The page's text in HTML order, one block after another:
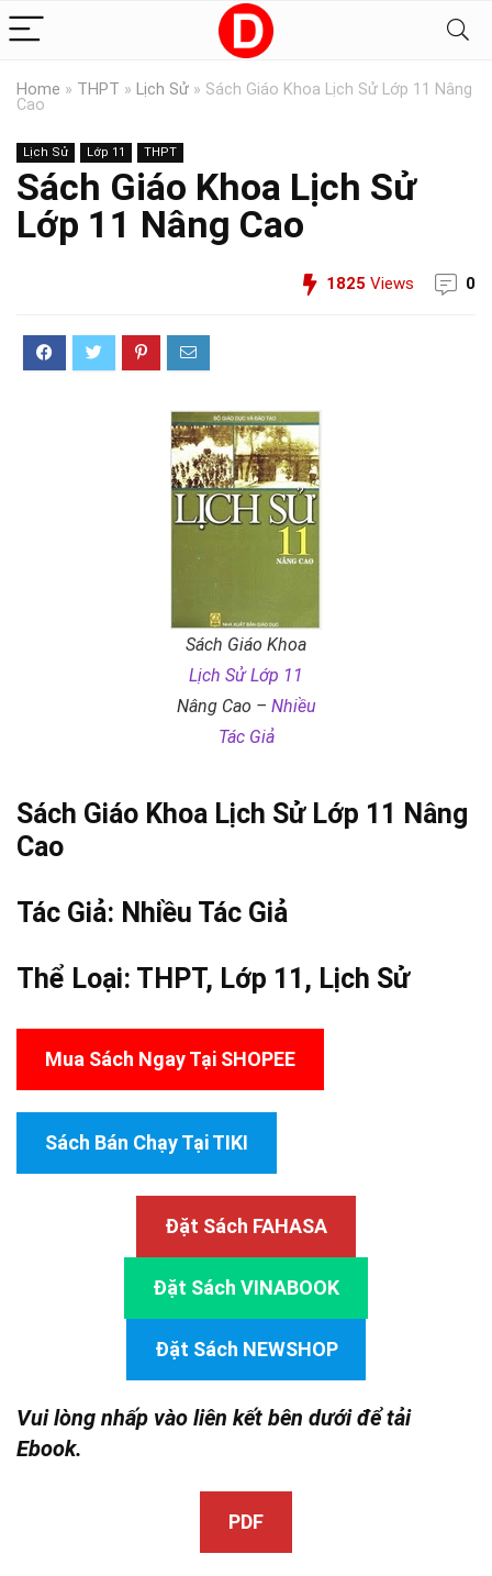
Home » THPT » Lịch Sử » Sách Giáo Khoa Lịch Sử Lớp 11 Nâng
Cao
Lịch Sử Lớp 11 THPT
Sách Giáo Khoa Lịch Sử
Lớp 11 Nâng Cao
1825 Views 0
Sách Giáo Khoa
Lịch Sử Lớp 11
Nâng Cao – Nhiều
Tác Giả
Sách Giáo Khoa Lịch Sử Lớp 11 Nâng
Cao
Tác Giả: Nhiều Tác Giả
Thể Loại: THPT, Lớp 11 , Lịch Sử
Mua Sách Ngay Tại SHOPEE
Sách Bán Chạy Tại TIKI
Đặt Sách FAHASA
Đặt Sách VINABOOK
Đặt Sách NEWSHOP
Vui lòng nhấp vào liên kết bên dưới để tải
Ebook.
PDF